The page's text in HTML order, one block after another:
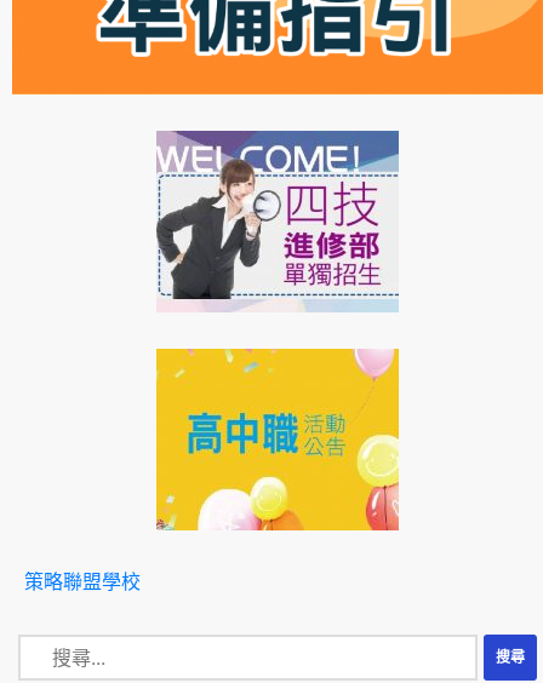
策略聯盟學校